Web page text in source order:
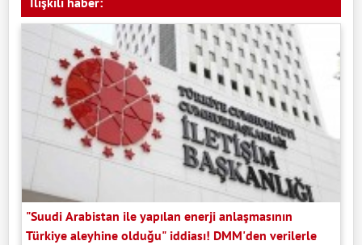
"Suudi Arabistan ile yapılan enerji anlaşmasının
Türkiye aleyhine olduğu" iddiası! DMM'den verilerle